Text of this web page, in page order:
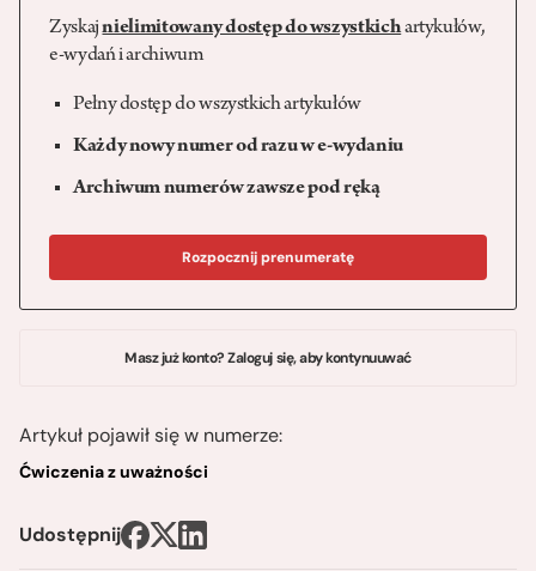
Zyskajnielimitowany dostęp do wszystkichartykułów,
e-wydań i archiwum
Pełny dostęp do wszystkich artykułów
Każdy nowy numer od razu w e-wydaniu
Archiwum numerów zawsze pod ręką
Rozpocznij prenumeratę
Masz już konto? Zaloguj się, aby kontynuuwać
Artykuł pojawił się w numerze:
Ćwiczenia z uważności
Udostępnij